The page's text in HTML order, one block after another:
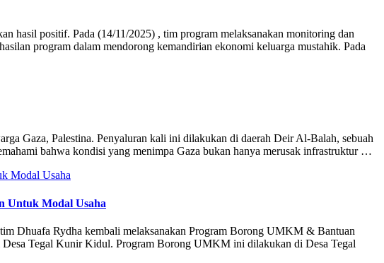
hasil positif. Pada (14/11/2025) , tim program melaksanakan monitoring dan
program dalam mendorong kemandirian ekonomi keluarga mustahik. Pada
Gaza, Palestina. Penyaluran kali ini dilakukan di daerah Deir Al-Balah, sebuah
bahwa kondisi yang menimpa Gaza bukan hanya merusak infrastruktur …
Untuk Modal Usaha
Dhuafa Rydha kembali melaksanakan Program Borong UMKM & Bantuan
Tegal Kunir Kidul. Program Borong UMKM ini dilakukan di Desa Tegal